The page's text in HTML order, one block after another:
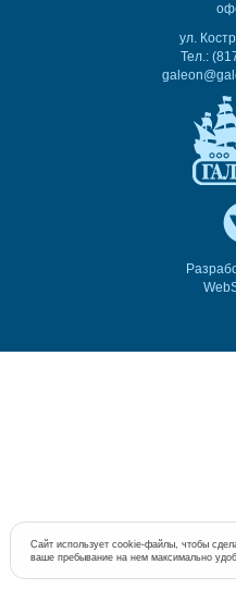
ул.
Тел.:
Сайт использует cookie-файлы, чтобы
ваше пребывание на нем максимально